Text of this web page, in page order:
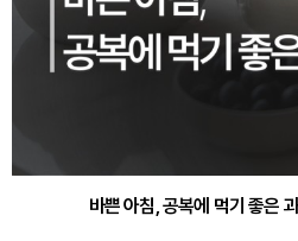
바쁜 아침, 공복에 먹기 좋은